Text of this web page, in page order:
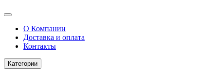
О Компании
Доставка и оплата
Контакты
Категории